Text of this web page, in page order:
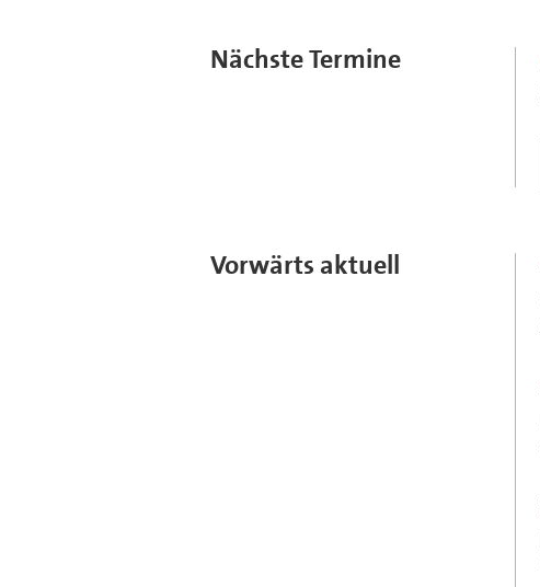
Nächste Termine
Vorwärts aktuell